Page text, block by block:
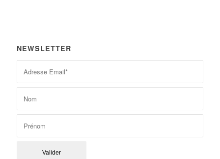
NEWSLETTER